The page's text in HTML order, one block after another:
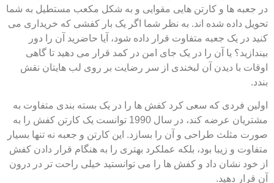
ها و کارتن هایی مقوایی و به شکل مکعب مستطیل به شما
داده شده اند. به نظر شما اگر یک بار کفشی که خریداری می
در یک جعبه متفاوت قرار داده شود، آیا حاضرید آن را دور
یا آن را در یک جای امن در کمد قرار می دهید تا گاهی
با دیدن آن لبخندی از سر رضایت بر روی لب هایتان نقش
فردی که سعی کرد کفش ها را در یک بسته بندی متفاوت به
مشتریان عرضه کند، در سال 1990 توانست یک کارتن کفش را به
مثلث طراحی و آن را بسازد. این کارتن و جعبه نه تنها بسیار
و زیبا بود، بلکه عملکرد بهتری را به هنگام قرار دادن کفش
نشان داد و کفش ها را می توانستید خیلی راحت تر در درون
دهید.